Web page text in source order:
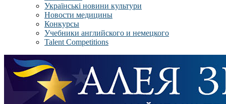
Українські новини культури
Новости медицины
Конкурсы
Учебники английского и немецкого
Talent Competitions